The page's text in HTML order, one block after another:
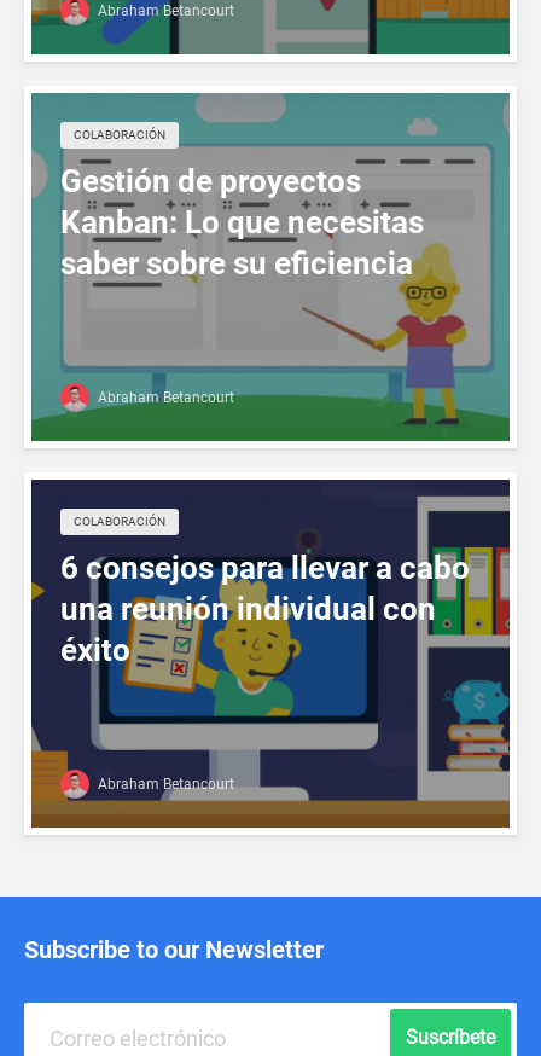
Abraham Betancourt
СOLABORACIÓN
Gestión de proyectos
Kanban: Lo que necesitas
saber sobre su eficiencia
Abraham Betancourt
СOLABORACIÓN
6 consejos para llevar a cabo
una reunión individual con
éxito
Abraham Betancourt
Subscribe to our Newsletter
Suscríbete